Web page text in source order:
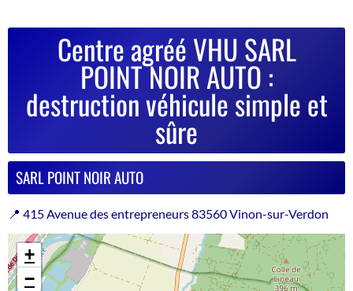
Centre agréé VHU SARL
POINT NOIR AUTO :
destruction véhicule simple et
sûre
SARL POINT NOIR AUTO
📍 415 Avenue des entrepreneurs 83560 Vinon-sur-Verdon
+
−